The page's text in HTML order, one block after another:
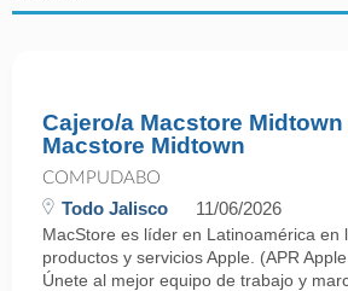
Cajero/a Macstore Midtown
Macstore Midtown
COMPUDABO
Todo Jalisco 11/06/2026
MacStore es líder en Latinoamérica en
productos y servicios Apple. (APR
Únete al mejor equipo de trabajo y